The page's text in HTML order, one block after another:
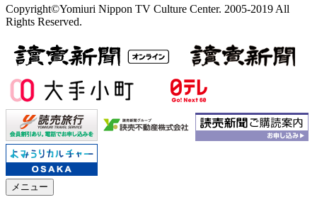
Copyright©Yomiuri Nippon TV Culture Center. 2005-2019 All
Rights Reserved.
メニュー